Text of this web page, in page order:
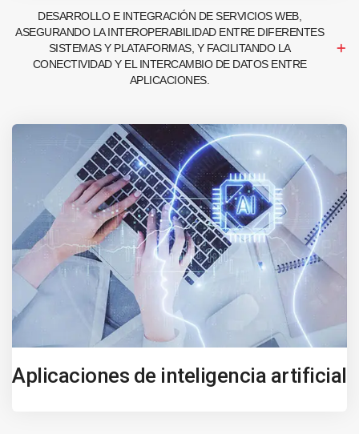
DESARROLLO E INTEGRACIÓN DE SERVICIOS WEB,
ASEGURANDO LA INTEROPERABILIDAD ENTRE DIFERENTES
SISTEMAS Y PLATAFORMAS, Y FACILITANDO LA
CONECTIVIDAD Y EL INTERCAMBIO DE DATOS ENTRE
APLICACIONES.
Aplicaciones de inteligencia artificial